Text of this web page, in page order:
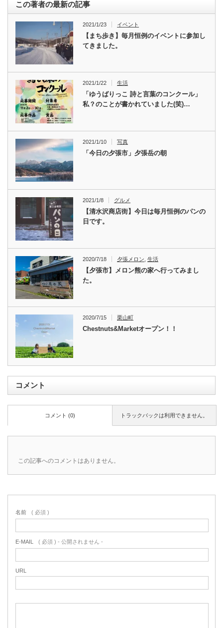
この著者の最新の記事
2021/1/23 イベント
【まち歩き】毎月恒例のイベントに参加し
てきました。
2021/1/22 生活
「ゆうばりっこ 詩と言葉のコンクール」
私？のことが書かれていました(笑)…
2021/1/10 写真
「今日の夕張市」夕張岳の朝
2021/1/8 グルメ
【清水沢商店街】今日は毎月恒例のパンの
日です。
2020/7/18 夕張メロン ,生活
【夕張市】メロン熊の家へ行ってみまし
た。
2020/7/15 栗山町
Chestnuts&Marketオープン！！
コメント
トラックバックは利用できません。
コメント (0)
この記事へのコメントはありません。
名前 ( 必須 )
E-MAIL ( 必須 ) - 公開されません -
URL